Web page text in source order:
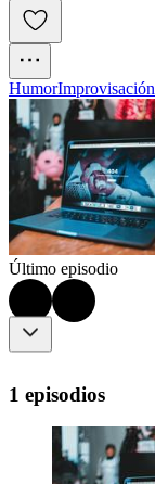
HumorImprovisación
Último episodio
1 episodios